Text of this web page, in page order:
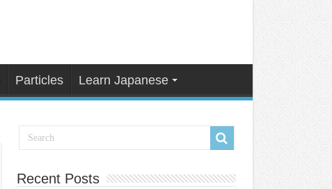
Particles Learn Japanese
Recent Posts